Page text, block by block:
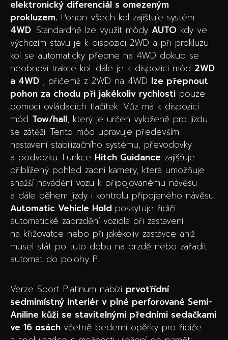
elektronický diferenciál s omezeným
prokluzem. Pohon všech kol zajištuje systém
4WD. Standardně lze využít módy AUTO kdy ve
výchozím stavu je k dispozici 2WD a při prokluzu
kol se automaticky přepne na 4WD dokud se
neobnoví trakce kol. dále je k dispozici mód 2WD
a 4WD , přičemž z 2WD na 4WD lze přepnout
pohon za chodu při jakékoliv rychlosti pouze
pomocí ovládacích tlačítek. Vůz má k dispozici
mód Tow/hall, který je určen vyloženě pro jízdu
se zátěží. Tento mód upravuje především
nastavení stabilizačního systému, převodovky
a podvozku. Funkce Hitch Guidance zajišťuje
přiblížený pohled zadní kamery, která umožňuje
snažší navádění vozu k připojovanému návěsu
a dále během jízdy i kontrolu připojeného návěsu.
Automatic Vehicle Hold poskytuje řidiči
automatické zabrzdění vozidla při zastavení
na křižovatce nebo při jakékoliv zastávce aniž
musel stát po tuto dobu na brzdě nebo zařadit
automat do polohy P.
Verze Sport Platinum nabízí prvotřídní
sedmimístný interiér v plné perforované Semi-
Aniline kůži se stavitelnými předními sedačkami
ve 16 osách včetně bederní opěrky pro řidiče